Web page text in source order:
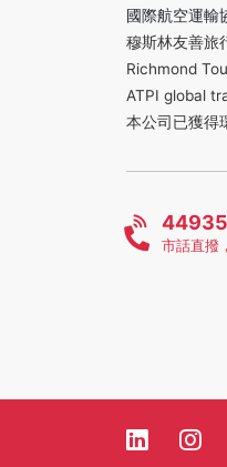
國際航空運輸
穆斯林友善旅
Richmond
ATPI global
本公司已獲得
市話直撥